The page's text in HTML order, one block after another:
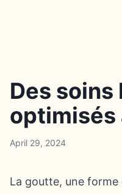
Des
optimisés
April 29, 2024
La goutte, une